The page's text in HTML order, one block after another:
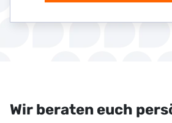
Wir beraten euch